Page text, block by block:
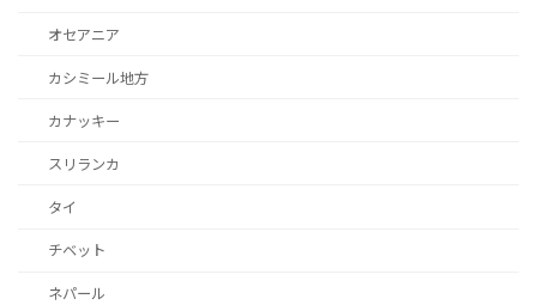
オセアニア
カシミール地方
カナッキー
スリランカ
タイ
チベット
ネパール